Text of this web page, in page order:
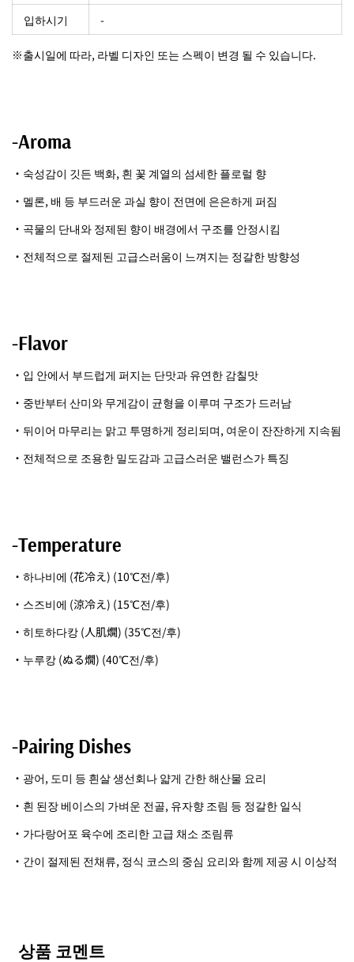
입하시기 -
※출시일에 따라, 라벨 디자인 또는 스펙이 변경 될 수 있습니다.
-Aroma
・숙성감이 깃든 백화, 흰 꽃 계열의 섬세한 플로럴 향
・멜론, 배 등 부드러운 과실 향이 전면에 은은하게 퍼짐
・곡물의 단내와 정제된 향이 배경에서 구조를 안정시킴
・전체적으로 절제된 고급스러움이 느껴지는 정갈한 방향성
-Flavor
・입 안에서 부드럽게 퍼지는 단맛과 유연한 감칠맛
・중반부터 산미와 무게감이 균형을 이루며 구조가 드러남
・뒤이어 마무리는 맑고 투명하게 정리되며, 여운이 잔잔하게 지속됨
・전체적으로 조용한 밀도감과 고급스러운 밸런스가 특징
-Temperature
・하나비에 (花冷え) (10℃전/후)
・스즈비에 (涼冷え) (15℃전/후)
・히토하다캉 (人肌燗) (35℃전/후)
・누루캉 (ぬる燗) (40℃전/후)
-Pairing Dishes
・광어, 도미 등 흰살 생선회나 얇게 간한 해산물 요리
・흰 된장 베이스의 가벼운 전골, 유자향 조림 등 정갈한 일식
・가다랑어포 육수에 조리한 고급 채소 조림류
・간이 절제된 전채류, 정식 코스의 중심 요리와 함께 제공 시 이상적
상품 코멘트